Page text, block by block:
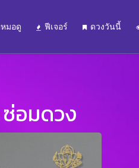
มอดู ฟีเจอร์ ดวงวันนี้
อมดวง